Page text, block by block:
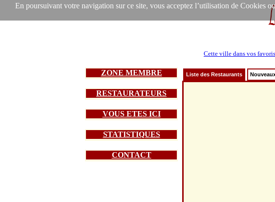
En poursuivant votre navigation sur ce site, vous acceptez l’utilisation de Cookies
Cette ville dans vos favoris
ZONE MEMBRE
RESTAURATEURS
VOUS ETES ICI
STATISTIQUES
CONTACT
Liste des Restaurants